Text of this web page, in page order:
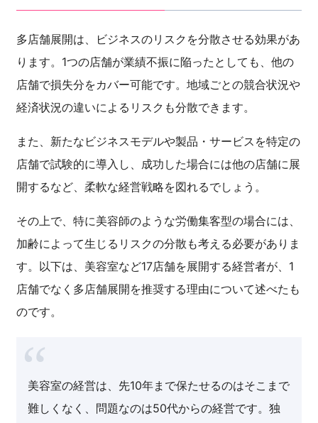
多店舗展開は、ビジネスのリスクを分散させる効果があ
ります。1つの店舗が業績不振に陥ったとしても、他の
店舗で損失分をカバー可能です。地域ごとの競合状況や
経済状況の違いによるリスクも分散できます。
また、新たなビジネスモデルや製品・サービスを特定の
店舗で試験的に導入し、成功した場合には他の店舗に展
開するなど、柔軟な経営戦略を図れるでしょう。
その上で、特に美容師のような労働集客型の場合には、
加齢によって生じるリスクの分散も考える必要がありま
す。以下は、美容室など17店舗を展開する経営者が、1
店舗でなく多店舗展開を推奨する理由について述べたも
のです。
美容室の経営は、先10年まで保たせるのはそこまで
難しくなく、問題なのは50代からの経営です。独